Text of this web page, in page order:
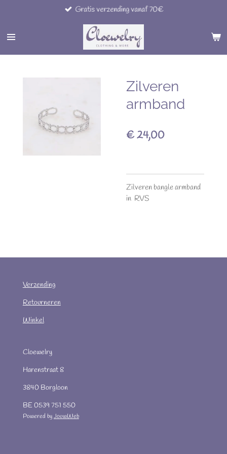
naar
hoofdinhoud
Gratis verzending vanaf 70€
Zilveren
armband
€ 24,00
Zilveren bangle armband
in RVS
Verzending
Retourneren
Winkel
Cloewelry
Harenstraat 8
3840 Borgloon
BE 0539 751 550
Powered byJouwWeb